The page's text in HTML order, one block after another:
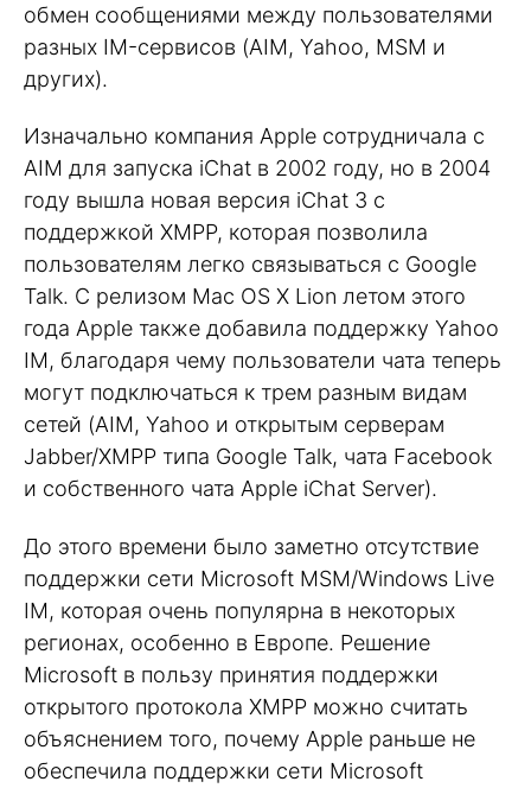
обмен сообщениями между пользователями
разных IM-сервисов (AIM, Yahoo, MSM и
других).
Изначально компания Apple сотрудничала с
AIM для запуска iChat в 2002 году, но в 2004
году вышла новая версия iChat 3 с
поддержкой XMPP, которая позволила
пользователям легко связываться с Google
Talk. С релизом Mac OS X Lion летом этого
года Apple также добавила поддержку Yahoo
IM, благодаря чему пользователи чата теперь
могут подключаться к трем разным видам
сетей (AIM, Yahoo и открытым серверам
Jabber/XMPP типа Google Talk, чата Facebook
и собственного чата Apple iChat Server).
До этого времени было заметно отсутствие
поддержки сети Microsoft MSM/Windows Live
IM, которая очень популярна в некоторых
регионах, особенно в Европе. Решение
Microsoft в пользу принятия поддержки
открытого протокола XMPP можно считать
объяснением того, почему Apple раньше не
обеспечила поддержки сети Microsoft